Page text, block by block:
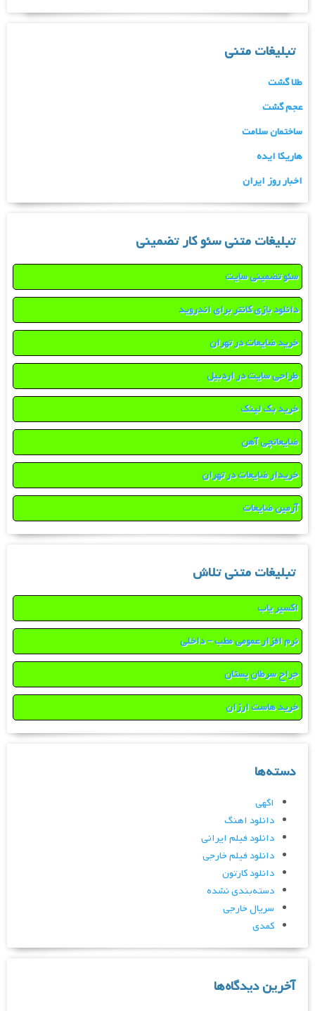
تبلیغات متنی
طلا گشت
عجم گشت
ساختمان سلامت
هاریکا ایده
اخبار روز ایران
تبلیغات متنی سئو کار تضمینی
سئو تضمینی سایت
دانلود بازی کانتر برای اندروید
خرید ضایعات در تهران
طراحی سایت در اردبیل
خرید بک لینک
ضایعاتچی آهن
خریدار ضایعات در تهران
آرمین ضایعات
تبلیغات متنی تلاش
اکسیر یاب
نرم افزار عمومی مطب – داخلی
جراح سرطان پستان
خرید هاست ارزان
دسته‌ها
اگهی
دانلود اهنگ
دانلود فیلم ایرانی
دانلود فیلم خارجی
دانلود کارتون
دسته‌بندی نشده
سریال خارجی
کمدی
آخرین دیدگاه‌ها